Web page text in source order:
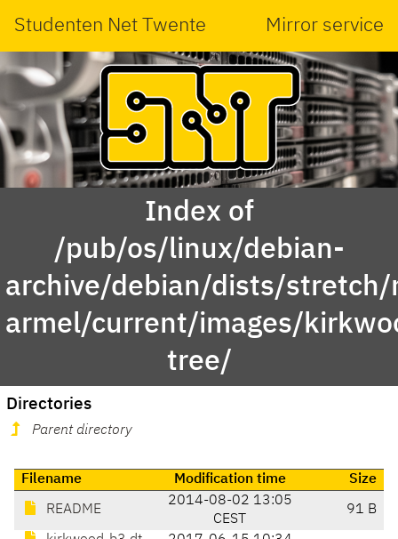
Studenten Net Twente Mirror service
Index of
/pub/os/linux/debian-
archive/debian/dists/
armel/current/images/
tree/
Directories
Parent directory
Filename Modification time Size
README
2014-08-02 13:05
CEST
91 B